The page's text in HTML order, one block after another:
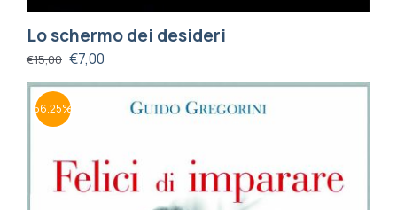
Lo schermo dei desideri
€15,00 €7,00
56.25%